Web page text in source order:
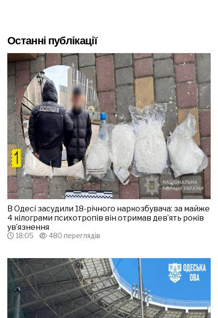
Останні публікації
В Одесі засудили 18-річного наркозбувача: за майже
4 кілограми психотропів він отримав дев’ять років
ув’язнення
18:05 480 переглядів